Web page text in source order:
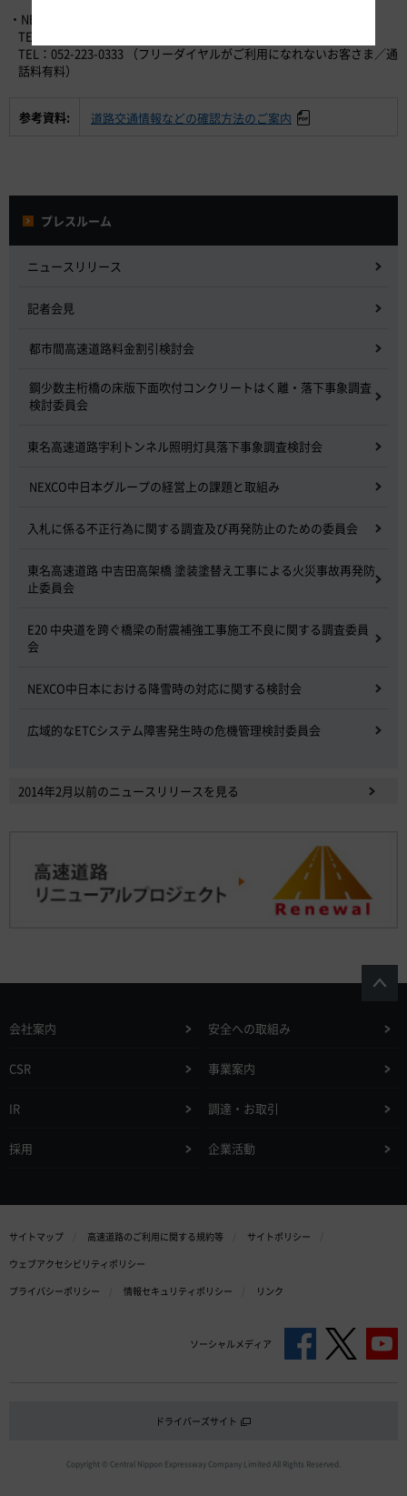
・NEXCO中日本お客さまセンター （24時間365日対応）
TEL：0120-922-229 （フリーダイヤル）
TEL：052-223-0333 （フリーダイヤルがご利用になれないお客さま／通
話料有料）
参考資料: 道路交通情報などの確認方法のご案内
プレスルーム
ニュースリリース
記者会見
都市間高速道路料金割引検討会
鋼少数主桁橋の床版下面吹付コンクリートはく離・落下事象調査
検討委員会
東名高速道路宇利トンネル照明灯具落下事象調査検討会
NEXCO中日本グループの経営上の課題と取組み
入札に係る不正行為に関する調査及び再発防止のための委員会
東名高速道路 中吉田高架橋 塗装塗替え工事による火災事故再発防
止委員会
E20 中央道を跨ぐ橋梁の耐震補強工事施工不良に関する調査委員
会
NEXCO中日本における降雪時の対応に関する検討会
広域的なETCシステム障害発生時の危機管理検討委員会
2014年2月以前のニュースリリースを見る
会社案内 安全への取組み
CSR 事業案内
IR 調達・お取引
採用 企業活動
サイトマップ 高速道路のご利用に関する規約等
サイトポリシー
ウェブアクセシビリティポリシー
プライバシーポリシー
情報セキュリティポリシー リンク
ソーシャルメディア
ドライバーズサイト
Copyright © Central Nippon Expressway Company Limited All Rights Reserved.